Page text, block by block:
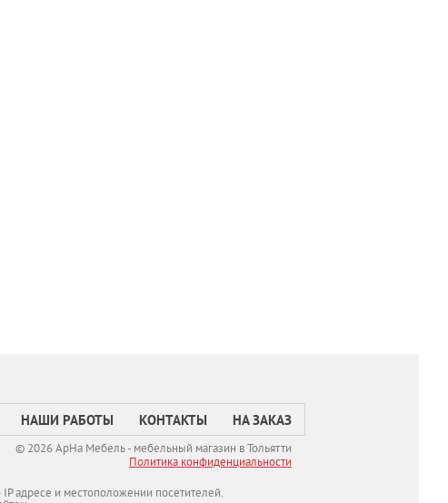
НАШИ РАБОТЫ КОНТАКТЫ НА ЗАКАЗ
© 2026 АрНа Мебель - мебельный магазин в Тольятти
Политикa конфиденциальности
адресе и местоположении посетителей.